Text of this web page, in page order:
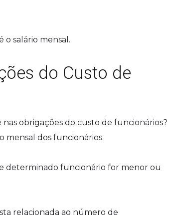
o salário mensal.
do Custo de
obrigações do custo de funcionários?
mensal dos funcionários.
determinado funcionário for menor ou
relacionada ao número de